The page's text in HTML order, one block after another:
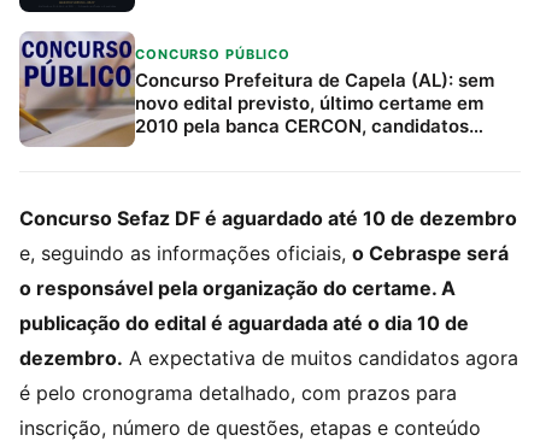
CONCURSO PÚBLICO
Concurso Prefeitura de Capela (AL): sem
novo edital previsto, último certame em
2010 pela banca CERCON, candidatos
Concurso Sefaz DF é aguardado até 10 de dezembro
e, seguindo as informações oficiais, o Cebraspe será
o responsável pela organização do certame. A
publicação do edital é aguardada até o dia 10 de
dezembro. A expectativa de muitos candidatos agora
é pelo cronograma detalhado, com prazos para
inscrição, número de questões, etapas e conteúdo